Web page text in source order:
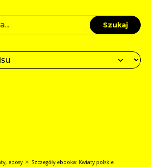
Szukaj
eposy Szczegóły ebooka: Kwiaty polskie